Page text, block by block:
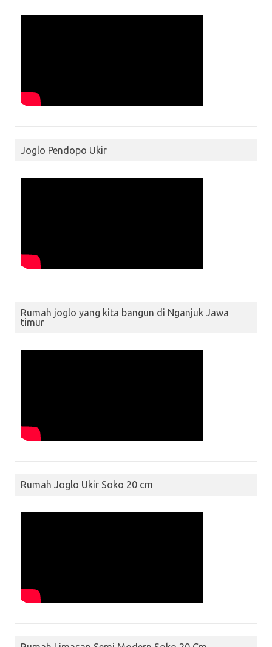
Joglo Pendopo Ukir
Rumah joglo yang kita bangun di Nganjuk Jawa
timur
Rumah Joglo Ukir Soko 20 cm